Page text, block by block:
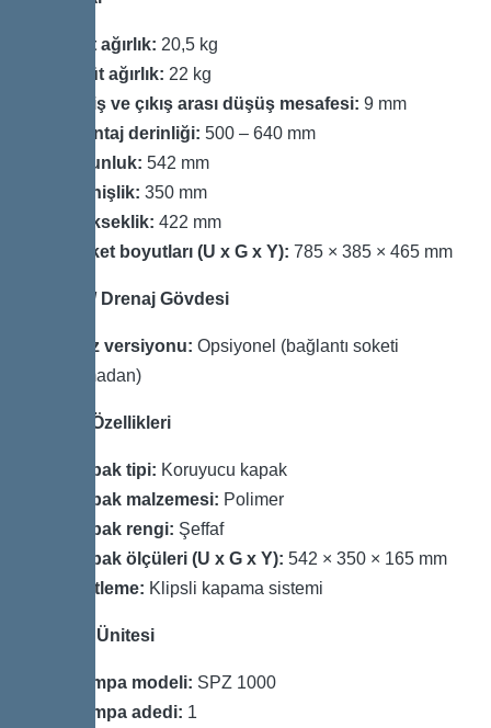
Net ağırlık: 20,5 kg
Brüt ağırlık: 22 kg
Giriş ve çıkış arası düşüş mesafesi: 9 mm
Montaj derinliği: 500 – 640 mm
Uzunluk: 542 mm
Genişlik: 350 mm
Yükseklik: 422 mm
Paket boyutları (U x G x Y): 785 × 385 × 465 mm
Gövde / Drenaj Gövdesi
Priz versiyonu: Opsiyonel (bağlantı soketi
olmadan)
Kapak Özellikleri
Kapak tipi: Koruyucu kapak
Kapak malzemesi: Polimer
Kapak rengi: Şeffaf
Kapak ölçüleri (U x G x Y): 542 × 350 × 165 mm
Kilitleme: Klipsli kapama sistemi
Pompa Ünitesi
Pompa modeli: SPZ 1000
Pompa adedi: 1